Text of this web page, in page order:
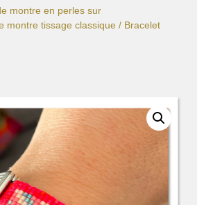
montre en perles sur
montre tissage classique / Bracelet